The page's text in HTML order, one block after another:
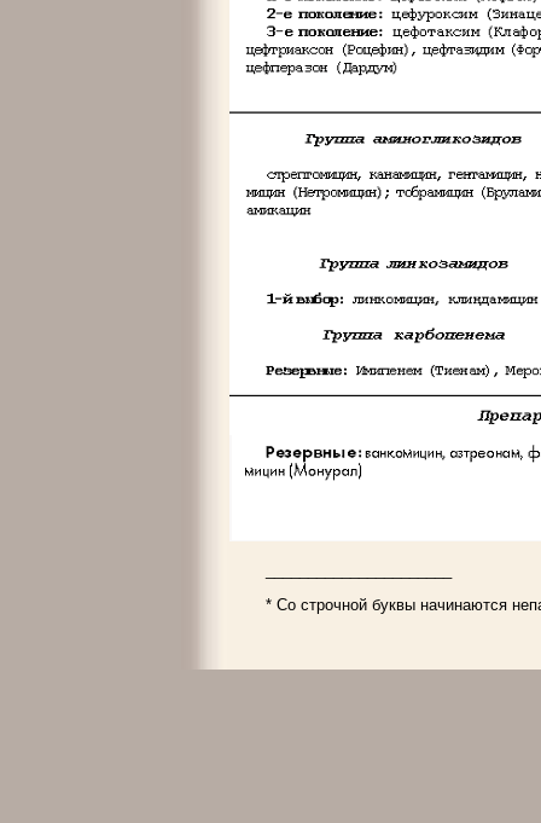
* Со строчной буквы начинаются